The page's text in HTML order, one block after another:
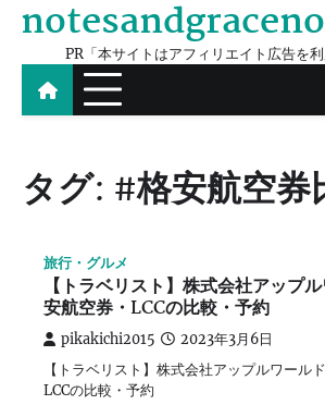
Skip
contentPR「本サイトはアフィリエイト広告を利
タグ: #格安航空券
旅行・グルメ
【トラベリスト】株式会社アップ
安航空券・LCCの比較・予約
pikakichi2015 2023年3月6日
【トラベリスト】株式会社アップルワール
LCCの比較・予約